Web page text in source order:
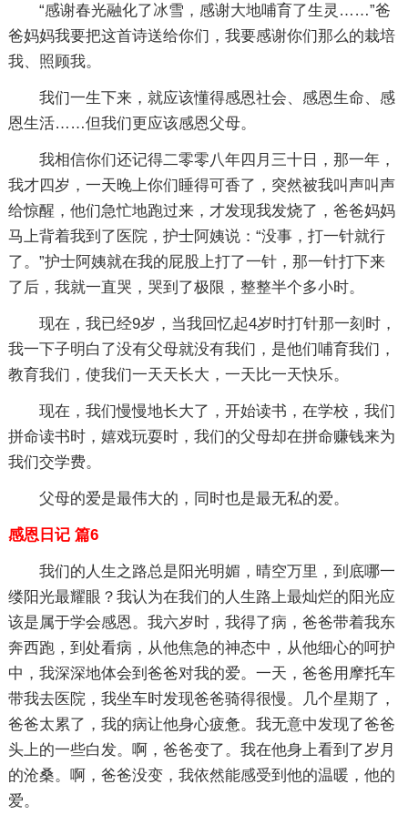
“感谢春光融化了冰雪，感谢大地哺育了生灵……”爸
爸妈妈我要把这首诗送给你们，我要感谢你们那么的栽培
我、照顾我。
我们一生下来，就应该懂得感恩社会、感恩生命、感
恩生活……但我们更应该感恩父母。
我相信你们还记得二零零八年四月三十日，那一年，
我才四岁，一天晚上你们睡得可香了，突然被我叫声叫声
给惊醒，他们急忙地跑过来，才发现我发烧了，爸爸妈妈
马上背着我到了医院，护士阿姨说：“没事，打一针就行
了。”护士阿姨就在我的屁股上打了一针，那一针打下来
了后，我就一直哭，哭到了极限，整整半个多小时。
现在，我已经9岁，当我回忆起4岁时打针那一刻时，
我一下子明白了没有父母就没有我们，是他们哺育我们，
教育我们，使我们一天天长大，一天比一天快乐。
现在，我们慢慢地长大了，开始读书，在学校，我们
拼命读书时，嬉戏玩耍时，我们的父母却在拼命赚钱来为
我们交学费。
父母的爱是最伟大的，同时也是最无私的爱。
感恩日记 篇6
我们的人生之路总是阳光明媚，晴空万里，到底哪一
缕阳光最耀眼？我认为在我们的人生路上最灿烂的阳光应
该是属于学会感恩。我六岁时，我得了病，爸爸带着我东
奔西跑，到处看病，从他焦急的神态中，从他细心的呵护
中，我深深地体会到爸爸对我的爱。一天，爸爸用摩托车
带我去医院，我坐车时发现爸爸骑得很慢。几个星期了，
爸爸太累了，我的病让他身心疲惫。我无意中发现了爸爸
头上的一些白发。啊，爸爸变了。我在他身上看到了岁月
的沧桑。啊，爸爸没变，我依然能感受到他的温暖，他的
爱。